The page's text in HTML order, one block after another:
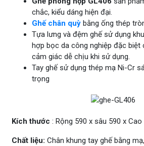
chắc, kiểu dáng hiện đại.
Ghế chân quỳ bằng ống thép
Tựa lưng và đệm ghế sử dụng
hợp bọc da công nghiệp đặc biệt
cảm giác dễ chịu khi sử dụng.
Tay ghế sử dụng thép mạ Ni-Cr
trọng
Kích thước : Rộng 590 x sâu 590 x
Chất liệu: Chân khung tay ghế bằng